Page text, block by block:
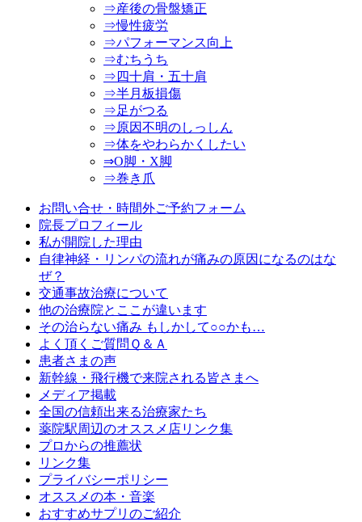
⇒産後の骨盤矯正
⇒慢性疲労
⇒パフォーマンス向上
⇒むちうち
⇒四十肩・五十肩
⇒半月板損傷
⇒足がつる
⇒原因不明のしっしん
⇒体をやわらかくしたい
⇒O脚・X脚
⇒巻き爪
お問い合せ・時間外ご予約フォーム
院長プロフィール
私が開院した理由
自律神経・リンパの流れが痛みの原因になるのはな
ぜ？
交通事故治療について
他の治療院とここが違います
その治らない痛み もしかして○○かも…
よく頂くご質問Ｑ＆Ａ
患者さまの声
新幹線・飛行機で来院される皆さまへ
メディア掲載
全国の信頼出来る治療家たち
薬院駅周辺のオススメ店リンク集
プロからの推薦状
リンク集
プライバシーポリシー
オススメの本・音楽
おすすめサプリのご紹介